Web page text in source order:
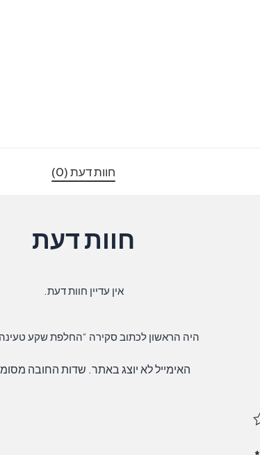
חוות דעת (0)
חוות דעת
אין עדיין חוות דעת.
היה הראשון לכתוב סקירה “החלפת שקע טעינה Nova”
האימייל לא יוצג באתר. שדות החובה